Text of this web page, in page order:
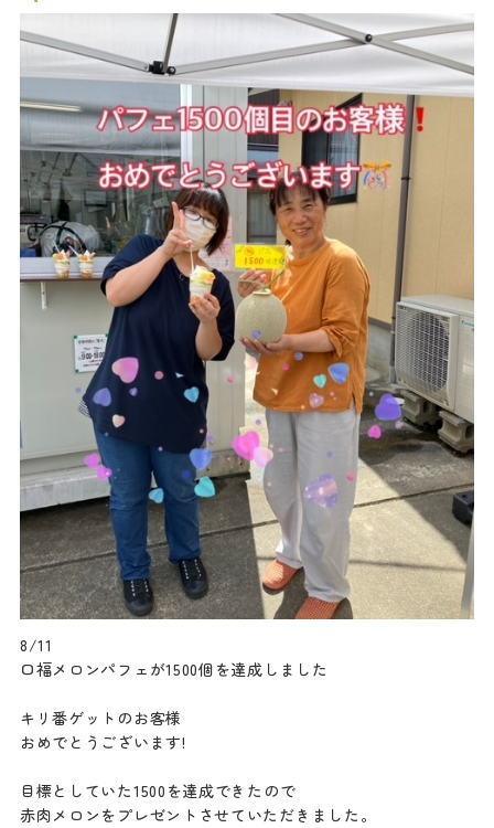
8/11
口福メロンパフェが1500個を達成しました
キリ番ゲットのお客様
おめでとうございます!
目標としていた1500を達成できたので
赤肉メロンをプレゼントさせていただきました。